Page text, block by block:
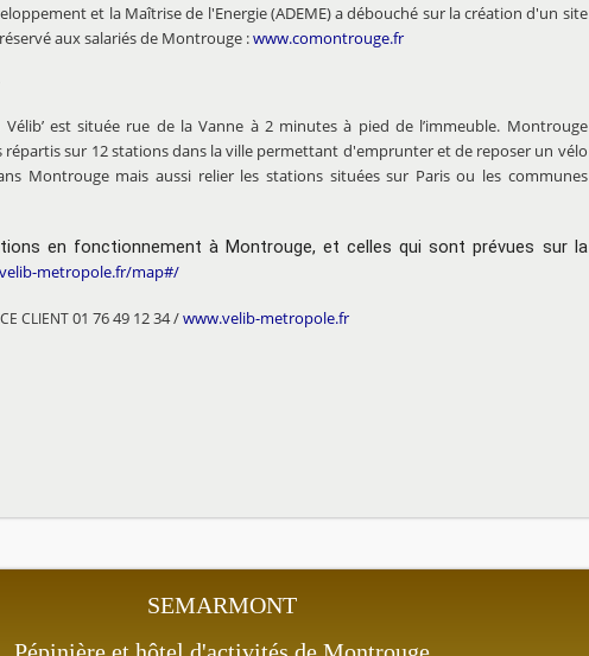
et la Maîtrise de l'Energie (ADEME) a débouché sur la création d'un site
aux salariés de Montrouge :www.comontrouge.fr
est située rue de la Vanne à 2 minutes à pied de l’immeuble. Montrouge
répartis sur 12 stations dans la ville permettant d'emprunter et de reposer un vélo
Montrouge mais aussi relier les stations situées sur Paris ou les communes
en fonctionnement à Montrouge, et celles qui sont prévues sur la
metropole.fr/map#/
CLIENT01 76 49 12 34 /www.velib-metropole.fr
SEMARMONT